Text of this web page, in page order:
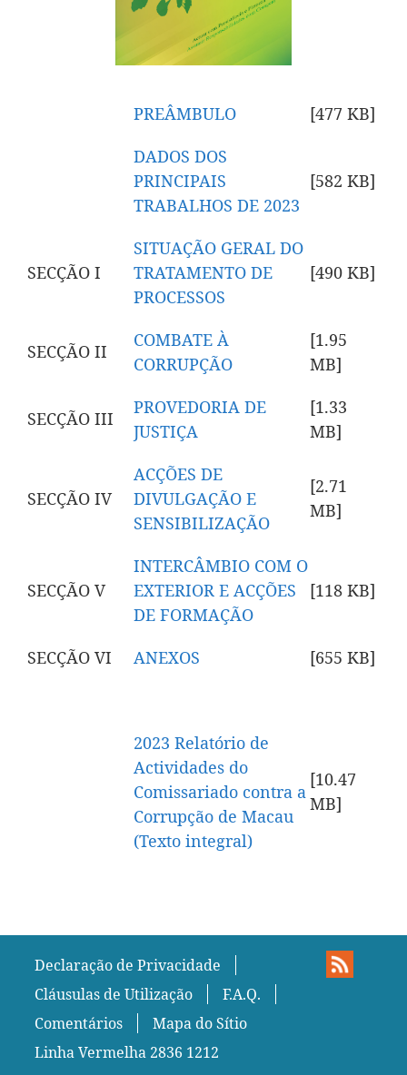
PREÂMBULO [477 KB]
DADOS DOS
PRINCIPAIS
TRABALHOS DE 2023
[582 KB]
SECÇÃO I
SITUAÇÃO GERAL DO
TRATAMENTO DE
PROCESSOS
[490 KB]
SECÇÃO II
COMBATE À
CORRUPÇÃO
[1.95
MB]
SECÇÃO III
PROVEDORIA DE
JUSTIÇA
[1.33
MB]
SECÇÃO IV
ACÇÕES DE
DIVULGAÇÃO E
SENSIBILIZAÇÃO
[2.71
MB]
SECÇÃO V
INTERCÂMBIO COM O
EXTERIOR E ACÇÕES
DE FORMAÇÃO
[118 KB]
SECÇÃO VI ANEXOS [655 KB]
2023 Relatório de
Actividades do
Comissariado contra a
Corrupção de Macau
(Texto integral)
[10.47
MB]
Declaração de Privacidade
Cláusulas de Utilização
F.A.Q.
Comentários
Mapa do Sítio
Linha Vermelha 2836 1212